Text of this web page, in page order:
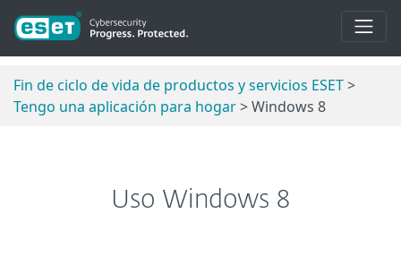
Fin de ciclo de vida de productos y servicios ESET>
Tengo una aplicación para hogar> Windows 8
Uso Windows 8